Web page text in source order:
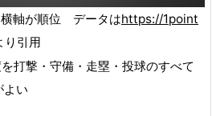
軸が順位 データはhttps://1point
り引用
打撃・守備・走塁・投球のすべて
い